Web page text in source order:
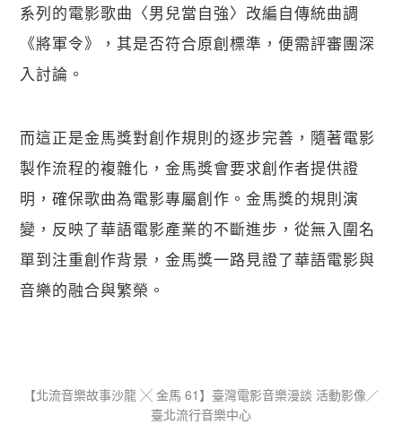
系列的電影歌曲〈男兒當自強〉改編自傳統曲調
《將軍令》，其是否符合原創標準，便需評審團深
入討論。
而這正是金馬獎對創作規則的逐步完善，隨著電影
製作流程的複雜化，金馬獎會要求創作者提供證
明，確保歌曲為電影專屬創作。金馬獎的規則演
變，反映了華語電影產業的不斷進步，從無入圍名
單到注重創作背景，金馬獎一路見證了華語電影與
音樂的融合與繁榮。
【​北流音樂故事沙龍 ╳ 金馬 61】臺灣電影音樂漫談 活動影像／
臺北流行音樂中心